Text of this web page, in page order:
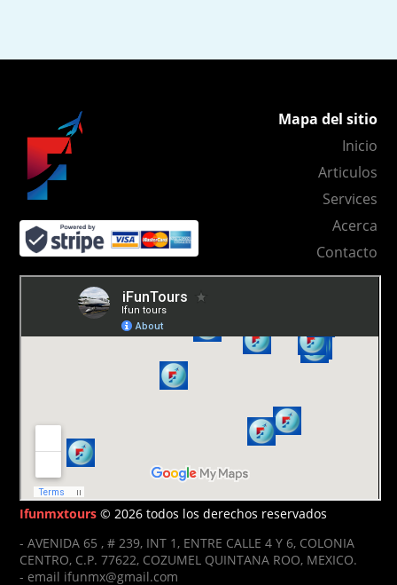
Mapa del sitio
Inicio
Articulos
Services
Acerca
Contacto
Ifunmxtours © 2026 todos los derechos reservados
- AVENIDA 65 , # 239, INT 1, ENTRE CALLE 4 Y 6, COLONIA
CENTRO, C.P. 77622, COZUMEL QUINTANA ROO, MEXICO.
- email ifunmx@gmail.com